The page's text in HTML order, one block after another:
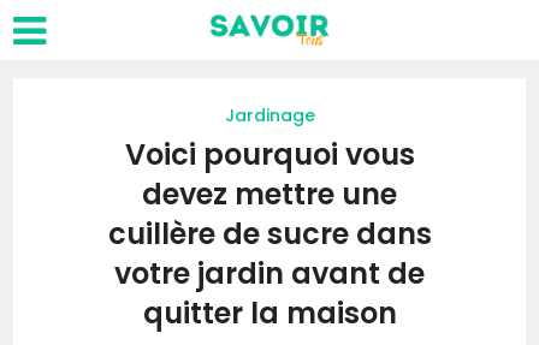
Jardinage
Voici pourquoi vous
devez mettre une
cuillère de sucre dans
votre jardin avant de
quitter la maison